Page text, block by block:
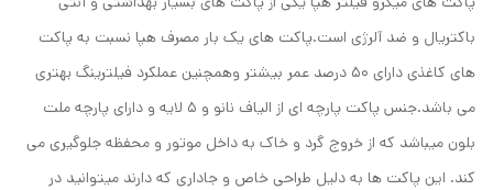
باکتریال و ضد آلرژی است.پاکت های یک بار مصرف هپا نسبت به پاکت
های کاغذی دارای 50 درصد عمر بیشتر وهمچنین عملکرد فیلترینگ بهتری
می باشد.جنس پاکت پارچه ای از الیاف نانو و 5 لایه و دارای پارچه ملت
بلون میباشد که از خروج گرد و خاک به داخل موتور و محفظه جلوگیری می
کند. این پاکت ها به دلیل طراحی خاص و جاداری که دارند میتوانید در